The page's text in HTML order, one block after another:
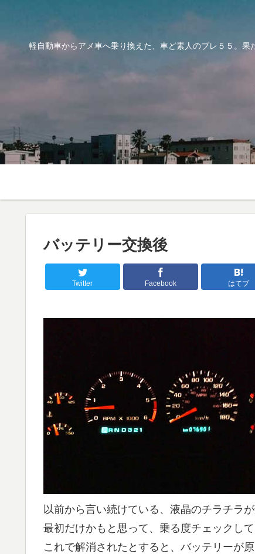
軽自動車からアメ車へ乗り換えた、車ど素人のブレ５５。
バッテリー交換後
Twitter Facebook はてブ
以前から言い続けている、液晶のチラチラ
最初だけかもと思って、乗る度チェックし
これで解消されたとすると、バッテリーが